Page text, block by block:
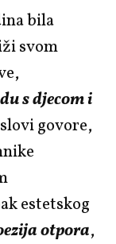
bila
svom
s djecom i
govore,
estetskog
otpora,